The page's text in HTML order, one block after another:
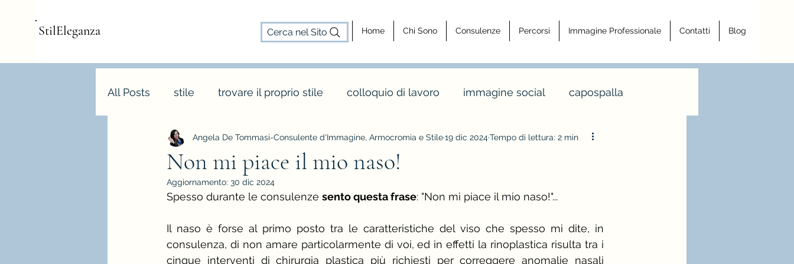
StilEleganza Cerca nel Sito Home Chi Sono Consulenze Percorsi Immagine Professionale Contatti Blog
All Posts stile trovare il proprio stile colloquio di lavoro immagine social capospalla
consulenza d'immagine cosa fa un consulente d'immagine consulenza armocromia
armocromia forme body shapes
stagione e palette autunno colori e abbinamenti di colore vintage e rètro
Non mi piace il mio naso!
Angela De Tommasi-Consulente d'Immagine, Armocromia e Stile19 dic 2024Tempo di lettura: 2 min
Aggiornamento: 30 dic 2024
Spesso durante le consulenze sento questa frase: "Non mi piace il mio naso!"...
Il naso è forse al primo posto tra le caratteristiche del viso che spesso mi dite, in
consulenza, di non amare particolarmente di voi, ed in effetti la rinoplastica risulta tra i
cinque interventi di chirurgia plastica più richiesti per correggere anomalie nasali